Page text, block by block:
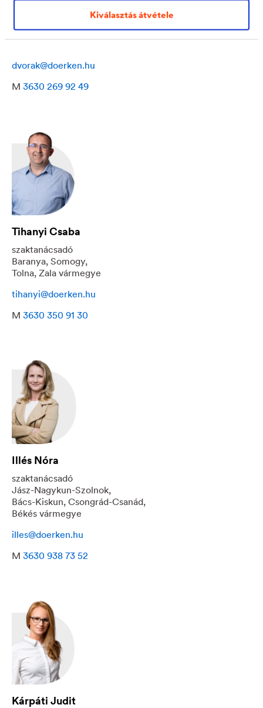
Kiválasztás átvétele
szaktanácsadó
dvorak@doerken.hu
M 3630 269 92 49
Tihanyi Csaba
szaktanácsadó
Baranya, Somogy,
Tolna, Zala vármegye
tihanyi@doerken.hu
M 3630 350 91 30
Illés Nóra
szaktanácsadó
Jász-Nagykun-Szolnok,
Bács-Kiskun, Csongrád-Csanád,
Békés vármegye
illes@doerken.hu
M 3630 938 73 52
Kárpáti Judit